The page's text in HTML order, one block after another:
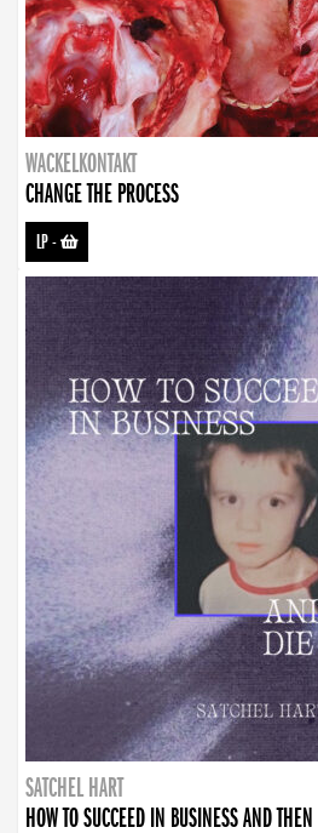
WACKELKONTAKT
CHANGE THE PROCESS
LP-
SATCHEL HART
HOW TO SUCCEED IN BUSINESS AND